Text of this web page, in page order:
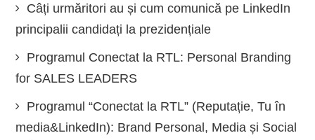
Câți urmăritori au și cum comunică pe LinkedIn
principalii candidați la prezidențiale
Programul Conectat la RTL: Personal Branding
for SALES LEADERS
Programul “Conectat la RTL” (Reputație, Tu în
media&LinkedIn): Brand Personal, Media și Social